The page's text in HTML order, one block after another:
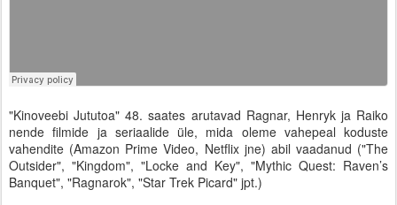
"Kinoveebi Jututoa" 48. saates arutavad Ragnar, Henryk ja Raiko
nende filmide ja seriaalide üle, mida oleme vahepeal koduste
vahendite (Amazon Prime Video, Netflix jne) abil vaadanud ("The
Outsider", "Kingdom", "Locke and Key", "Mythic Quest: Raven’s
Banquet", "Ragnarok", "Star Trek Picard" jpt.)